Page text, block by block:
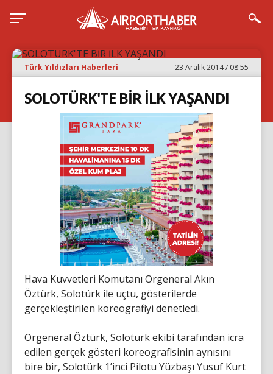
Türk Yıldızları Haberleri 23 Aralık 2014 / 08:55
SOLOTÜRK'TE BİR İLK YAŞANDI
Hava Kuvvetleri Komutanı Orgeneral Akın
Öztürk, Solotürk ile uçtu, gösterilerde
gerçekleştirilen koreografiyi denetledi.
Orgeneral Öztürk, Solotürk ekibi tarafından icra
edilen gerçek gösteri koreografisinin aynısını
bire bir, Solotürk 1’inci Pilotu Yüzbaşı Yusuf Kurt